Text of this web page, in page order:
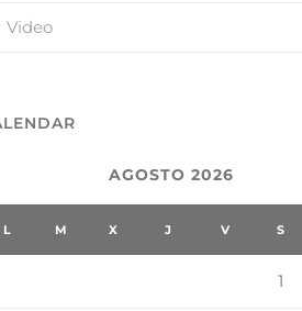
Video
AGOSTO 2026
L M X J V S
1